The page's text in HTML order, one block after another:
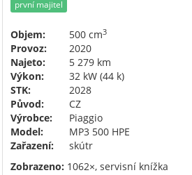
první majitel
Objem: 500 cm3
Provoz:
2020
Najeto:
5 279 km
Výkon:
32 kW (44 k)
STK:
2028
Původ:
CZ
Výrobce:
Piaggio
Model:
MP3 500 HPE
Zařazení:
skútr
Zobrazeno: 1062×, servisní knížka